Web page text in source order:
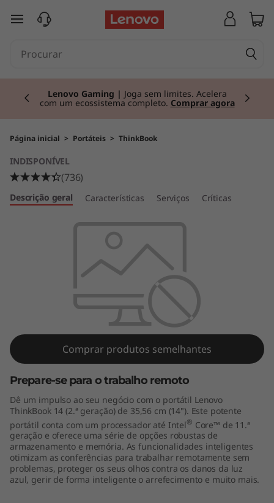
T
B
o
o
n
2
n
saltar para o conteúdo principal
Lenovo Gaming | Joga sem limites. Acelera
com um ecossistema completo. Comprar agora
Página inicial > Portáteis > ThinkBook
INDISPONÍVEL
(736)
Descrição geral Características Serviços Críticas
Comprar produtos semelhantes
Prepare-se para o trabalho remoto
Dê um impulso ao seu negócio com o portátil Lenovo
ThinkBook 14 (2.ª geração) de 35,56 cm (14"). Este potente
portátil conta com um processador até Intel® Core™ de 11.ª
geração e oferece uma série de opções robustas de
armazenamento e memória. As funcionalidades inteligentes
otimizam as conferências para trabalhar remotamente sem
problemas, proteger os seus olhos contra os danos da luz
azul, gerir de forma inteligente o arrefecimento e muito mais.